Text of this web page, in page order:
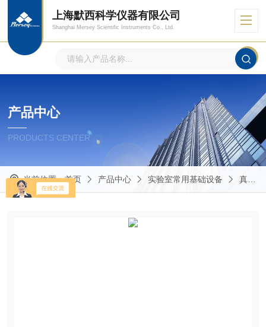
上海默西科学仪器有限公司
Shanghai Mersey Scientific Instruments Co., Ltd.
产品中心
PRODUCTS CENTER
当前位置：首页 产品中心 实验室常用基础设备 真空泵/注射泵